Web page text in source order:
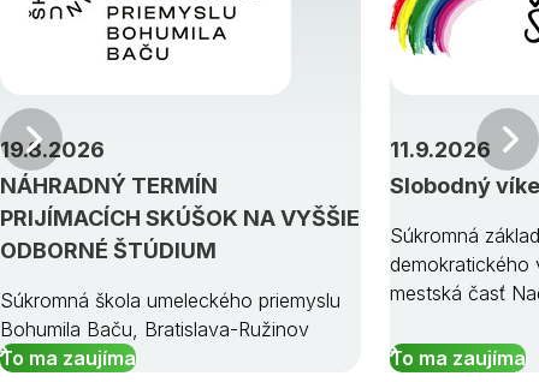
NÁHRADNÝ TERMÍN
PRIJÍMACÍCH SKÚŠOK NA VYŠŠIE
ODBORNÉ ŠTÚDIUM
19.8.2026
Súkromná škola umeleckého priemyslu
Bohumila Baču, Bratislava-Ružinov
To ma zaujíma
Slobodný
11.9.2026
Súkromná
demokratického
mestská časť
To ma zaujíma
Predchádzajúci